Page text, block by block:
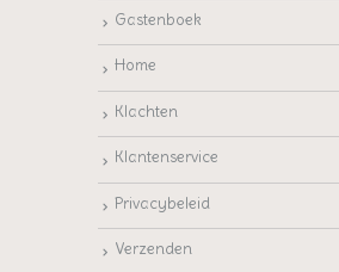
Gastenboek
Home
Klachten
Klantenservice
Privacybeleid
Verzenden